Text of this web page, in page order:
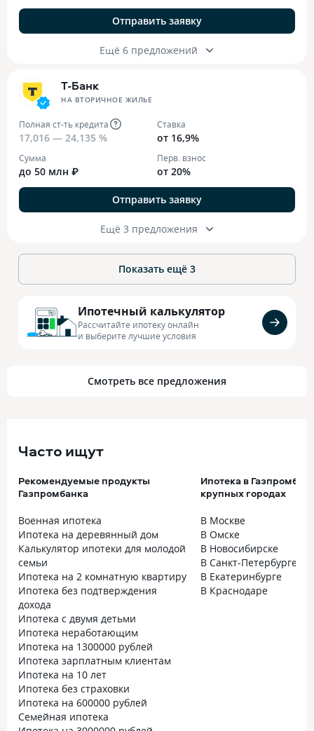
Отправить заявку
Ещё 6 предложений
Т-Банк
НА ВТОРИЧНОЕ ЖИЛЬЕ
Полная ст-ть кредита
17,016 — 24,135 %
Ставка
от 16,9%
Сумма
до 50 млн ₽
Перв. взнос
от 20%
Отправить заявку
Ещё 3 предложения
Показать ещё 3
Ипотечный калькулятор
Рассчитайте ипотеку онлайн
и выберите лучшие условия
Смотреть все предложения
Часто ищут
Рекомендуемые продукты
Газпромбанка
Военная ипотека
Ипотека на деревянный дом
Калькулятор ипотеки для молодой
семьи
Ипотека на 2 комнатную квартиру
Ипотека без подтверждения
дохода
Ипотека с двумя детьми
Ипотека неработающим
Ипотека на 1300000 рублей
Ипотека зарплатным клиентам
Ипотека на 10 лет
Ипотека без страховки
Ипотека на 600000 рублей
Семейная ипотека
Ипотека в
крупных городах
В Москве
В Омске
В Новосибирске
В Санкт-Петербурге
В Екатеринбурге
В Краснодаре